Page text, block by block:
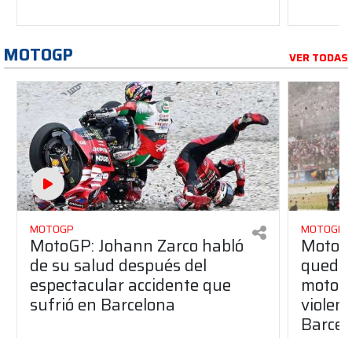
MOTOGP VER TODAS
MOTOGP
MotoGP: Johann Zarco habló
de su salud después del
espectacular accidente que
sufrió en Barcelona
MOTOGP
moto